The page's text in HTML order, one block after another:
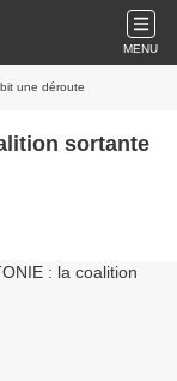
MENU
une déroute